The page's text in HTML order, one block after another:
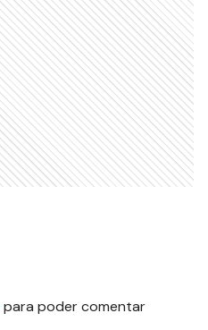
para poder comentar